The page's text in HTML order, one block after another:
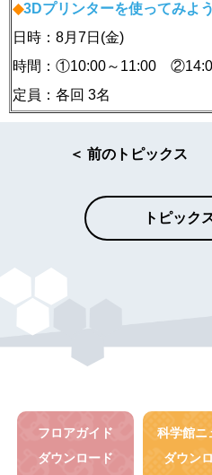
◆3Dプリンターを使ってみよ
日時：8月7日(金)
時間：①10:00～11:00
定員：各回 3名
＜ 前のトピックス
トピック
フロアガイド
ダウンロード
科学館ニ
ダウン